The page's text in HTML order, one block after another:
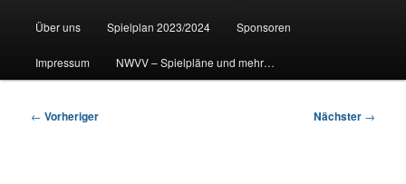
Über uns Spielplan 2023/2024 Sponsoren
Impressum NWVV – Spielpläne und mehr…
Beitragsnavigation
← Vorheriger Nächster →